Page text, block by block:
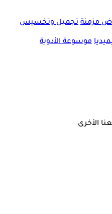
مزمنة تجميل وتخسيس
موسوعة الأدوية
الأخرى